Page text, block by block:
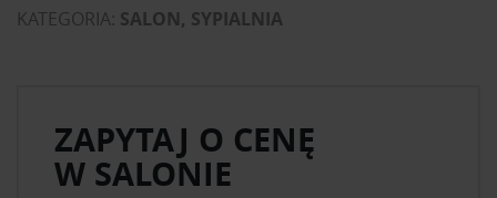
KATEGORIA: SALON, SYPIALNIA
ZAPYTAJ O CENĘ
W SALONIE